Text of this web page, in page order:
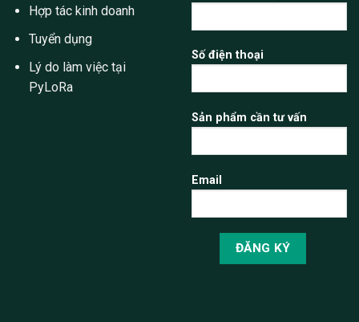
Hợp tác kinh doanh
Tuyển dụng
Lý do làm việc tại
PyLoRa
Số điện thoại
Sản phẩm cần tư vấn
Email